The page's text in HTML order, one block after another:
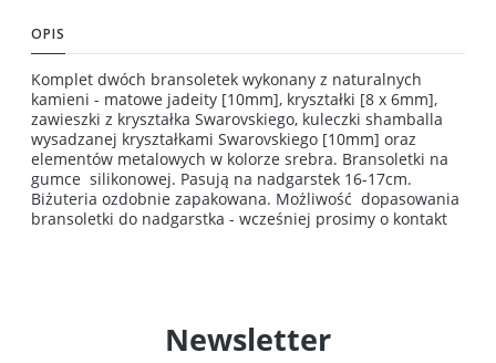
OPIS
Komplet dwóch bransoletek wykonany z naturalnych
kamieni - matowe jadeity [10mm], kryształki [8 x 6mm],
zawieszki z kryształka Swarovskiego, kuleczki shamballa
wysadzanej kryształkami Swarovskiego [10mm] oraz
elementów metalowych w kolorze srebra. Bransoletki na
gumce silikonowej. Pasują na nadgarstek 16-17cm.
Biżuteria ozdobnie zapakowana. Możliwość dopasowania
bransoletki do nadgarstka - wcześniej prosimy o kontakt
Newsletter